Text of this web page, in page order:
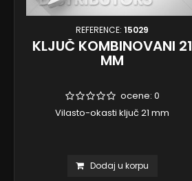
REFERENCE: 15029
KLJUČ KOMBINOVANI 21
MM
ocene: 0
Vilasto-okasti ključ 21 mm
Dodaj u korpu